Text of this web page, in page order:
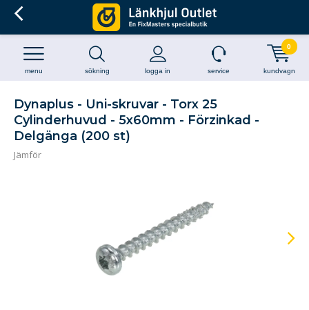
sökning logga in
menu service kundvagn
0
Dynaplus - Uni-skruvar - Torx 25
Cylinderhuvud - 5x60mm - Förzinkad -
Delgänga (200 st)
Jämför